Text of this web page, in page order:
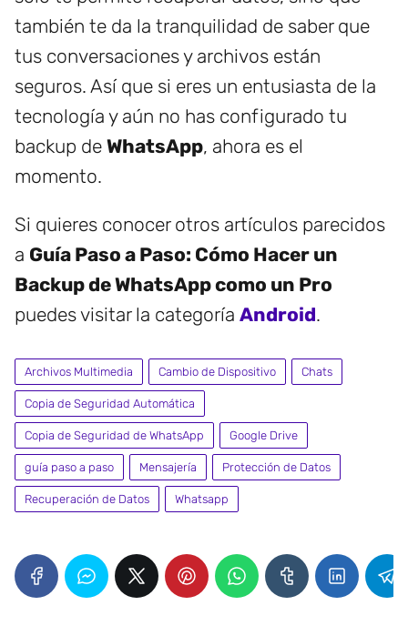
también te da la tranquilidad de saber que
tus conversaciones y archivos están
seguros. Así que si eres un entusiasta de la
tecnología y aún no has configurado tu
backup de WhatsApp, ahora es el
momento.
Si quieres conocer otros artículos parecidos
a Guía Paso a Paso: Cómo Hacer un
Backup de WhatsApp como un Pro
puedes visitar la categoría Android.
Archivos Multimedia Cambio de Dispositivo Chats
Copia de Seguridad Automática
Copia de Seguridad de WhatsApp Google Drive
guía paso a paso Mensajería Protección de Datos
Recuperación de Datos Whatsapp